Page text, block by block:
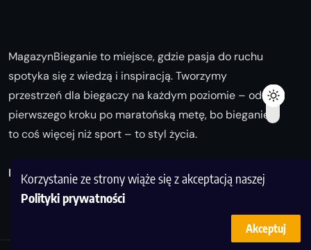
Korzystanie ze strony wiąże się z akceptacją naszej
Polityki prywatności
Akceptuj
MagazynBieganie to miejsce, gdzie pasja do ruchu
spotyka się z wiedzą i inspiracją. Tworzymy
przestrzeń dla biegaczy na każdym poziomie – od
pierwszego kroku po maratońską metę, bo bieganie
to coś więcej niż sport – to styl życia.
Biegaj z nami i odkrywaj swoją najlepszą wersję!